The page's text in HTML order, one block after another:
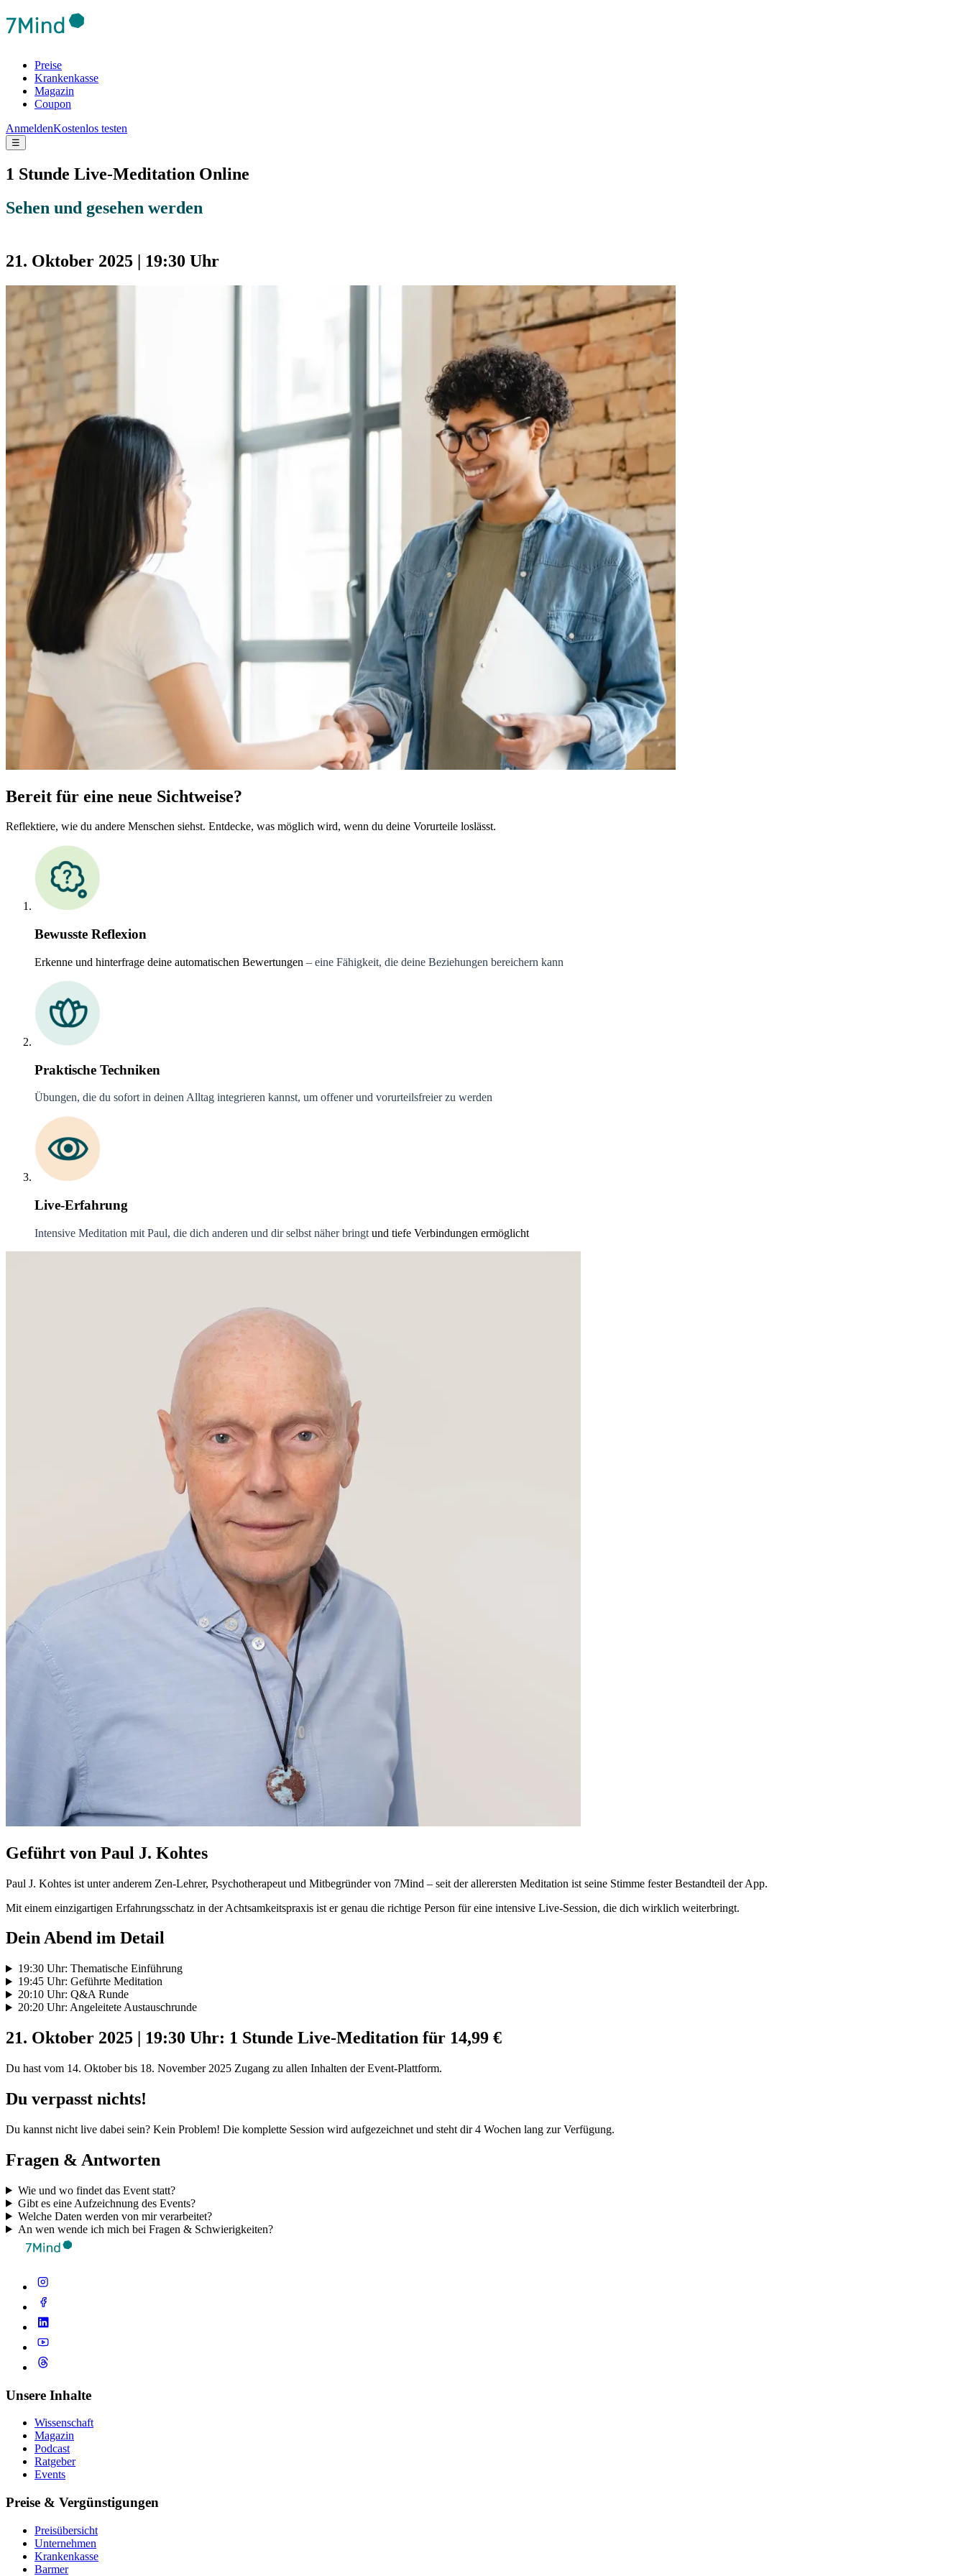
Preise
Krankenkasse
Magazin
Coupon
AnmeldenKostenlos testen
☰
1 Stunde Live-Meditation Online
Sehen und gesehen werden
21. Oktober 2025 | 19:30 Uhr
Bereit für eine neue Sichtweise?
Reflektiere, wie du andere Menschen siehst. Entdecke, was möglich wird, wenn du deine Vorurteile loslässt.
Bewusste Reflexion
Erkenne und hinterfrage deine automatischen Bewertungen – eine Fähigkeit, die deine Beziehungen bereichern kann
Praktische Techniken
Übungen, die du sofort in deinen Alltag integrieren kannst, um offener und vorurteilsfreier zu werden
Live-Erfahrung
Intensive Meditation mit Paul, die dich anderen und dir selbst näher bringt und tiefe Verbindungen ermöglicht
Geführt von Paul J. Kohtes
Paul J. Kohtes ist unter anderem Zen-Lehrer, Psychotherapeut und Mitbegründer von 7Mind – seit der allerersten Meditation ist seine Stimme fester Bestandteil der App.
Mit einem einzigartigen Erfahrungsschatz in der Achtsamkeitspraxis ist er genau die richtige Person für eine intensive Live-Session, die dich wirklich weiterbringt.
Dein Abend im Detail
19:30 Uhr: Thematische Einführung
19:45 Uhr: Geführte Meditation
20:10 Uhr: Q&A Runde
20:20 Uhr: Angeleitete Austauschrunde
21. Oktober 2025 | 19:30 Uhr: 1 Stunde Live-Meditation für 14,99 €
Du hast vom 14. Oktober bis 18. November 2025 Zugang zu allen Inhalten der Event-Plattform.
Du verpasst nichts!
Du kannst nicht live dabei sein? Kein Problem! Die komplette Session wird aufgezeichnet und steht dir 4 Wochen lang zur Verfügung.
Fragen & Antworten
Wie und wo findet das Event statt?
Gibt es eine Aufzeichnung des Events?
Welche Daten werden von mir verarbeitet?
An wen wende ich mich bei Fragen & Schwierigkeiten?
Unsere Inhalte
Wissenschaft
Magazin
Podcast
Ratgeber
Events
Preise & Vergünstigungen
Preisübersicht
Unternehmen
Krankenkasse
Barmer